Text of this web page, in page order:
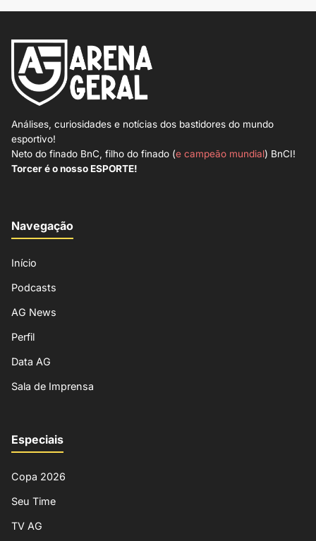
Análises, curiosidades e notícias dos bastidores do mundo
esportivo!
Neto do finado BnC, filho do finado (e campeão mundial) BnCI!
Torcer é o nosso ESPORTE!
Navegação
Início
Podcasts
AG News
Perfil
Data AG
Sala de Imprensa
Especiais
Copa 2026
Seu Time
TV AG